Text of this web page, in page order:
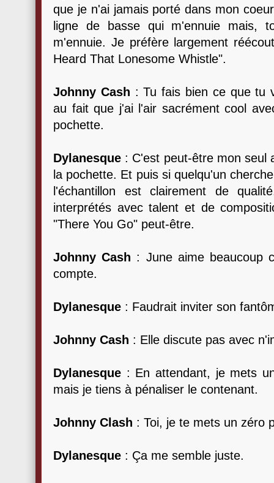
que je n'ai jamais porté dans mon
ligne de basse qui m'ennuie mais,
m'ennuie. Je préfère largement
Heard That Lonesome Whistle".
Johnny Cash : Tu fais bien ce que tu
au fait que j'ai l'air sacrément cool
pochette.
Dylanesque : C'est peut-être mon seul
la pochette. Et puis si quelqu'un
l'échantillon est clairement de
interprétés avec talent et de
"There You Go" peut-être.
Johnny Cash : June aime beaucoup
compte.
Dylanesque : Faudrait inviter son
Johnny Cash : Elle discute pas avec
Dylanesque : En attendant, je mets
mais je tiens à pénaliser le contenant.
Johnny Clash : Toi, je te mets un zéro
Dylanesque : Ça me semble juste.